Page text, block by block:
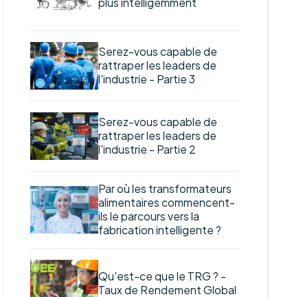
Serez-vous capable de
rattraper les leaders de
l'industrie - Partie 3
Serez-vous capable de
rattraper les leaders de
l'industrie - Partie 2
Par où les transformateurs
alimentaires commencent-
ils le parcours vers la
fabrication intelligente ?
Qu'est-ce que le TRG ? -
Taux de Rendement Global